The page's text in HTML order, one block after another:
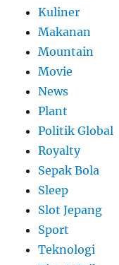
Kuliner
Makanan
Mountain
Movie
News
Plant
Politik Global
Royalty
Sepak Bola
Sleep
Slot Jepang
Sport
Teknologi